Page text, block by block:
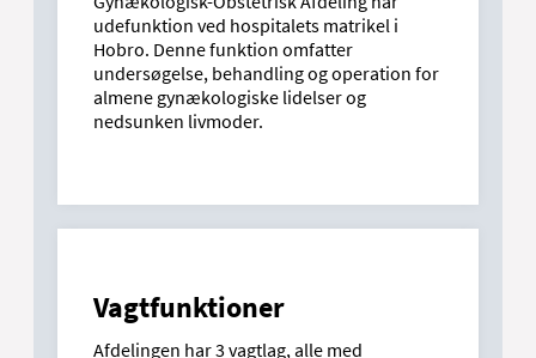
udefunktion ved hospitalets matrikel i
Hobro. Denne funktion omfatter
undersøgelse, behandling og operation for
almene gynækologiske lidelser og
nedsunken livmoder.
Vagtfunktioner
Afdelingen har 3 vagtlag, alle med